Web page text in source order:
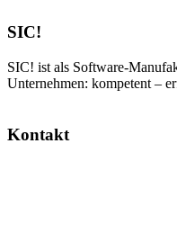
SIC!
SIC! ist als Software-
Unternehmen: kompetent –
Kontakt